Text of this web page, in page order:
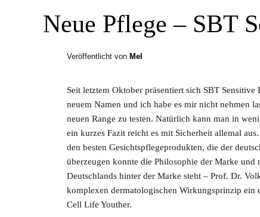
Neue Pflege – SBT
Veröffentlicht von Mel
Seit letztem Oktober präsentiert sich SBT
neuem Namen und ich habe es mir nicht nehmen
neuen Range zu testen. Natürlich kann man in
ein kurzes Fazit reicht es mit Sicherheit allemal
den besten Gesichtspflegeprodukten, die der
überzeugen konnte die Philosophie der Marke und
Deutschlands hinter der Marke steht – Prof. Dr.
komplexen dermatologischen Wirkungsprinzip ein
Cell Life Youther.